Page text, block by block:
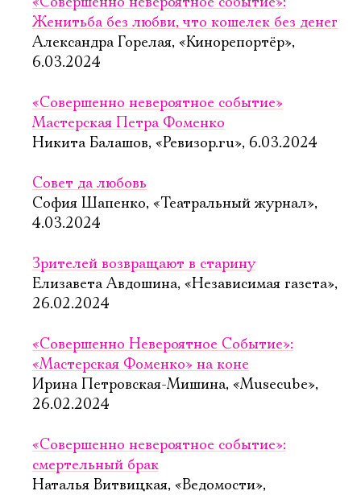
Женитьба без любви, что кошелек без денег
Александра Горелая, «Кинорепортёр»,
6.03.2024
«Совершенно невероятное событие»
Мастерская Петра Фоменко
Никита Балашов, «Ревизор.ru», 6.03.2024
Совет да любовь
София Шапенко, «Театральный журнал»,
4.03.2024
Зрителей возвращают в старину
Елизавета Авдошина, «Независимая газета»,
26.02.2024
«Совершенно Невероятное Событие»:
«Мастерская Фоменко» на коне
Ирина Петровская-Мишина, «Musecube»,
26.02.2024
«Совершенно невероятное событие»:
смертельный брак
Наталья Витвицкая, «Ведомости»,